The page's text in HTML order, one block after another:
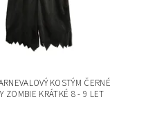
KOSTÝM ČERNÉ
ZOMBIE KRÁTKÉ 8 - 9 LET